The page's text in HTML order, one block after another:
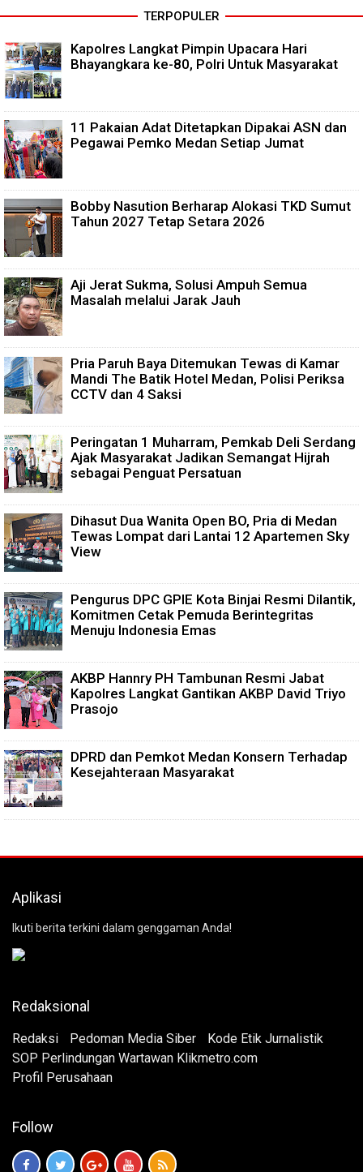
TERPOPULER
Kapolres Langkat Pimpin Upacara Hari
Bhayangkara ke-80, Polri Untuk Masyarakat
11 Pakaian Adat Ditetapkan Dipakai ASN dan
Pegawai Pemko Medan Setiap Jumat
Bobby Nasution Berharap Alokasi TKD Sumut
Tahun 2027 Tetap Setara 2026
Aji Jerat Sukma, Solusi Ampuh Semua
Masalah melalui Jarak Jauh
Pria Paruh Baya Ditemukan Tewas di Kamar
Mandi The Batik Hotel Medan, Polisi Periksa
CCTV dan 4 Saksi
Peringatan 1 Muharram, Pemkab Deli Serdang
Ajak Masyarakat Jadikan Semangat Hijrah
sebagai Penguat Persatuan
Dihasut Dua Wanita Open BO, Pria di Medan
Tewas Lompat dari Lantai 12 Apartemen Sky
View
Pengurus DPC GPIE Kota Binjai Resmi Dilantik,
Komitmen Cetak Pemuda Berintegritas
Menuju Indonesia Emas
AKBP Hannry PH Tambunan Resmi Jabat
Kapolres Langkat Gantikan AKBP David Triyo
Prasojo
DPRD dan Pemkot Medan Konsern Terhadap
Kesejahteraan Masyarakat
Aplikasi
Ikuti berita terkini dalam genggaman Anda!
Redaksional
Redaksi Pedoman Media Siber
Kode Etik Jurnalistik
SOP Perlindungan Wartawan Klikmetro.com
Profil Perusahaan
Follow